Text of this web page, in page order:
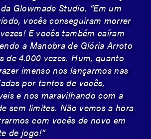
Glowmade Studio. “Em um
vocês conseguiram morrer
E vocês também caíram
a Manobra de Glória Arroto
de 4.000 vezes. Hum, quanto
imenso nos lançarmos nas
por tantos de vocês,
e nos maravilhando com a
sem limites. Não vemos a hora
com vocês de novo em
de jogo!”